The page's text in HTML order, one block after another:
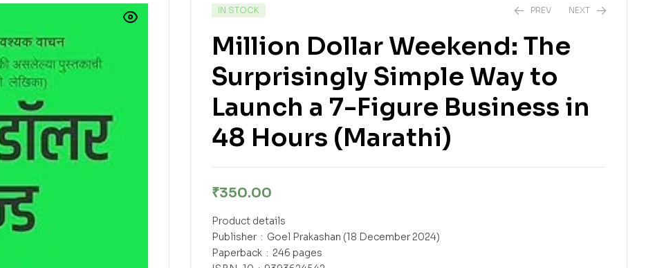
IN STOCK PREV
₹299.00
NEXT
₹350.00
Million Dollar Weekend: The
Surprisingly Simple Way to
Launch a 7-Figure Business in
48 Hours (Marathi)
₹350.00
Product details
Publisher ‏ : ‎ Goel Prakashan (18 December 2024)
Paperback ‏ : ‎ 246 pages